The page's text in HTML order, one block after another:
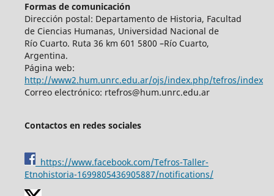
Formas de comunicación
Dirección postal: Departamento de Historia, Facultad
de Ciencias Humanas, Universidad Nacional de
Río Cuarto. Ruta 36 km 601 5800 –Río Cuarto,
Argentina.
Página web:
http://www2.hum.unrc.edu.ar/ojs/index.php/tefros/index
Correo electrónico: rtefros@hum.unrc.edu.ar
Contactos en redes sociales
https://www.facebook.com/Tefros-Taller-
Etnohistoria-1699805436905887/notifications/